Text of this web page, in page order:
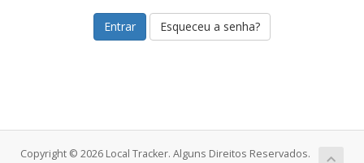
Esqueceu a senha?
Copyright © 2026 Local Tracker. Alguns Direitos Reservados.